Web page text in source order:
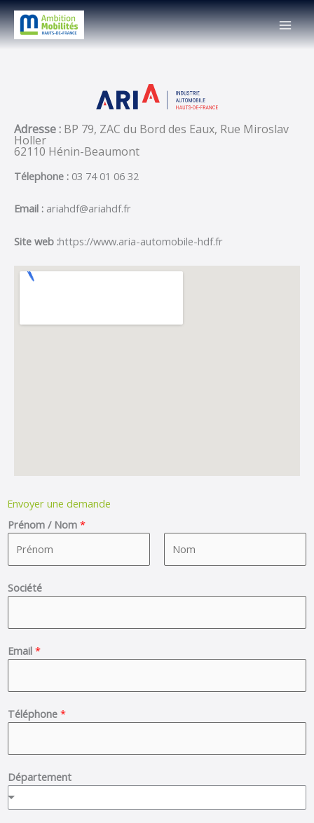
Skip
to
content
Adresse : BP 79, ZAC du Bord des Eaux, Rue Miroslav
Holler
62110 Hénin-Beaumont
Télephone : 03 74 01 06 32
Email : ariahdf@ariahdf.fr
Site web :https://www.aria-automobile-hdf.fr
Envoyer une demande
Prénom / Nom *
iSociété
Email *
Téléphone *
Département